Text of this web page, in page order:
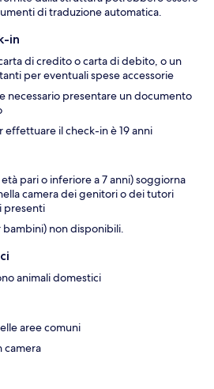
di traduzione automatica.
in
di credito o carta di debito, o un
per eventuali spese accessorie
necessario presentare un documento
effettuare il check-in è 19 anni
pari o inferiore a 7 anni) soggiorna
camera dei genitori o dei tutori
presenti
non disponibili.
animali domestici
aree comuni
camera